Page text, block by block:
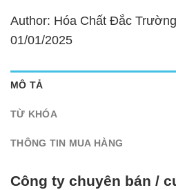
Author: Hóa Chất Đắc
01/01/2025
MÔ TẢ
TỪ KHÓA
THÔNG TIN MUA HÀNG
Công ty chuyên bán /